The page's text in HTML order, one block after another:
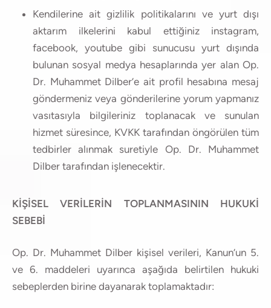
Kendilerine ait gizlilik politikalarını ve yurt dışı
aktarım ilkelerini kabul ettiğiniz instagram,
facebook, youtube gibi sunucusu yurt dışında
bulunan sosyal medya hesaplarında yer alan Op.
Dr. Muhammet Dilber’e ait profil hesabına mesaj
göndermeniz veya gönderilerine yorum yapmanız
vasıtasıyla bilgileriniz toplanacak ve sunulan
hizmet süresince, KVKK tarafından öngörülen tüm
tedbirler alınmak suretiyle Op. Dr. Muhammet
Dilber tarafından işlenecektir.
KİŞİSEL VERİLERİN TOPLANMASININ HUKUKİ
SEBEBİ
Op. Dr. Muhammet Dilber kişisel verileri, Kanun’un 5.
ve 6. maddeleri uyarınca aşağıda belirtilen hukuki
sebeplerden birine dayanarak toplamaktadır: